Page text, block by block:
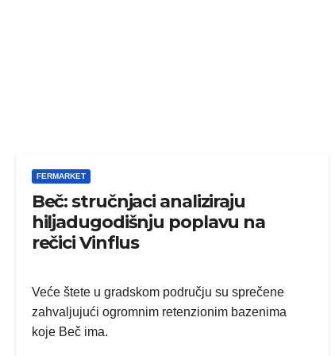
FERMARKET
Beč: stručnjaci analiziraju
hiljadugodišnju poplavu na
rečici Vinflus
Veće štete u gradskom području su sprečene
zahvaljujući ogromnim retenzionim bazenima
koje Beč ima.